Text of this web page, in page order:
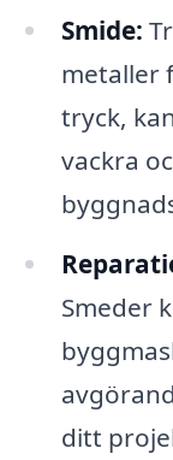
Smide:
metaller
tryck,
vackra
Smeder
ditt